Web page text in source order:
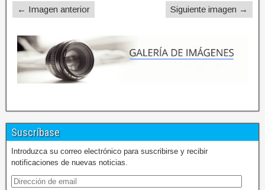
← Imagen anterior Siguiente imagen →
Suscríbase
Introduzca su correo electrónico para suscribirse y recibir
notificaciones de nuevas noticias.